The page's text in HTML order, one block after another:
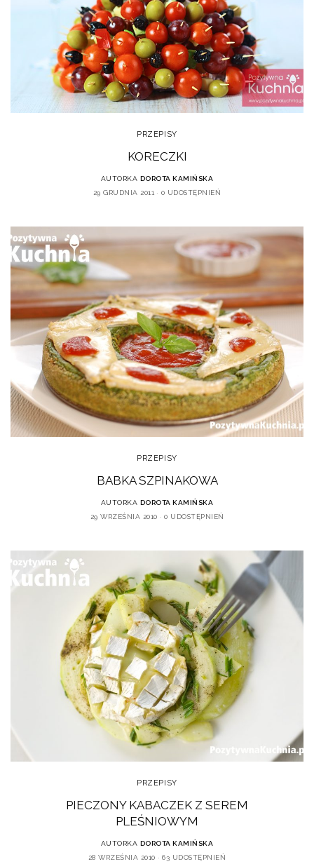
PRZEPISY
KORECZKI
AUTORKA DOROTA KAMIŃSKA
29 GRUDNIA 2011
0 UDOSTĘPNIEŃ
PRZEPISY
BABKA SZPINAKOWA
AUTORKA DOROTA KAMIŃSKA
29 WRZEŚNIA 2010
0 UDOSTĘPNIEŃ
PRZEPISY
PIECZONY KABACZEK Z SEREM
PLEŚNIOWYM
AUTORKA DOROTA KAMIŃSKA
28 WRZEŚNIA 2010
63 UDOSTĘPNIEŃ